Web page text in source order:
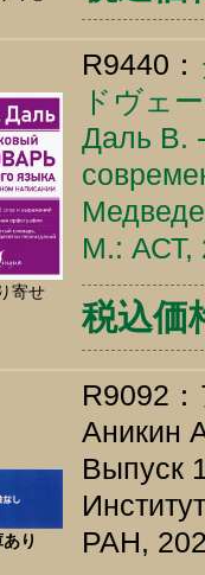
寄せ
R9440：
ドヴェ
Даль В.
М.: АСТ,
税込価
り
R9092
Аникин
Выпуск
РАН,